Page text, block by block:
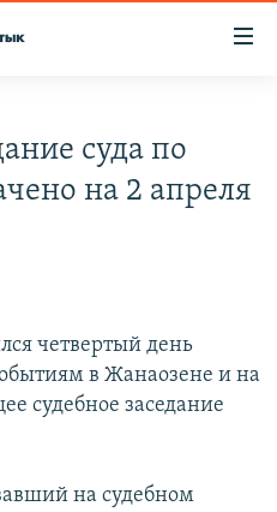
суда по
на 2 апреля
четвертый день
в Жанаозене и на
судебное заседание
на судебном